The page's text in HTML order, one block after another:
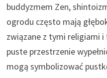
buddyzmem Zen,
ogrodu często mają
związane z tymi religiami
puste przestrzenie
mogą symbolizować